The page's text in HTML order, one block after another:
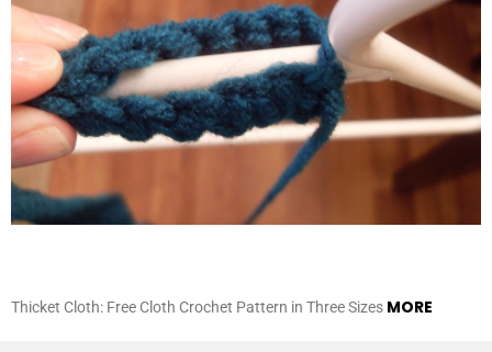
Thicket Cloth: Free Cloth Crochet Pattern in Three Sizes MORE